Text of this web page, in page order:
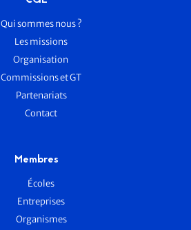
Qui sommes nous ?
Les missions
Organisation
Commissions et GT
Partenariats
Contact
Membres
Écoles
Entreprises
Organismes